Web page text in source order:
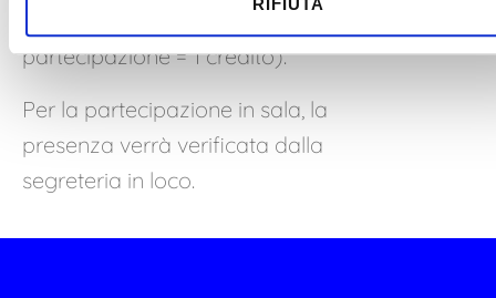
partecipazione = 1 credito).
Per la partecipazione in sala, la
presenza verrà verificata dalla
segreteria in loco.